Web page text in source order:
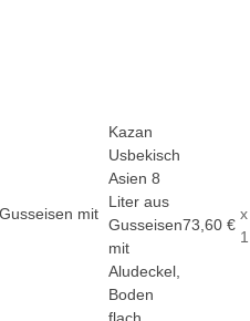
Kazan
Usbekisch
Asien 8
Liter aus
Gusseisen
mit
Aludeckel,
Boden
73,60 €
x
1